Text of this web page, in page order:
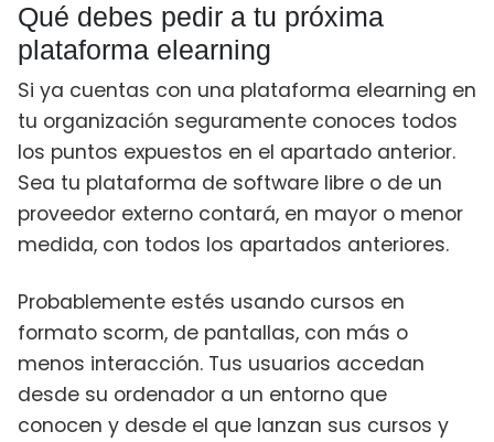
Qué debes pedir a tu próxima
plataforma elearning
Si ya cuentas con una plataforma elearning en
tu organización seguramente conoces todos
los puntos expuestos en el apartado anterior.
Sea tu plataforma de software libre o de un
proveedor externo contará, en mayor o menor
medida, con todos los apartados anteriores.
Probablemente estés usando cursos en
formato scorm, de pantallas, con más o
menos interacción. Tus usuarios accedan
desde su ordenador a un entorno que
conocen y desde el que lanzan sus cursos y